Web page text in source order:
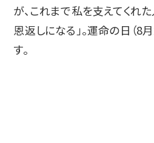
が、これまで私を支えてくれ
恩返しになる」。運命の日（8
す。